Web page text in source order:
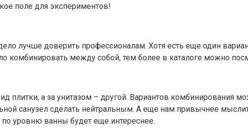
поле для экспериментов!
лучше доверить профессионалам. Хотя есть еще один
между собой, тем более в каталоге можно
плитки, а за унитазом – другой. Вариантов комбинирования
санузел сделать нейтральным. А еще нам привычнее
уровню ванны будет еще интереснее.